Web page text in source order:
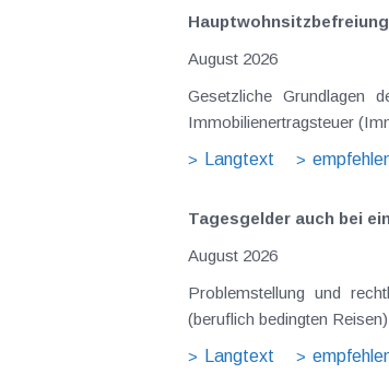
August 2026
Gesetzliche Grundlagen der Hauptwohnsitzbefreiung Eine
Immobilienertragsteuer
Langtext
Tagesgelder auch bei
August 2026
Problemstellung und rechtlicher Hintergrund Tagesgelder sollen
(beruflich bedingten
Langtext